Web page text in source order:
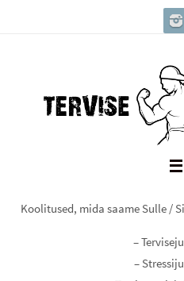
Koolitused, mida saame Sulle /
–
–